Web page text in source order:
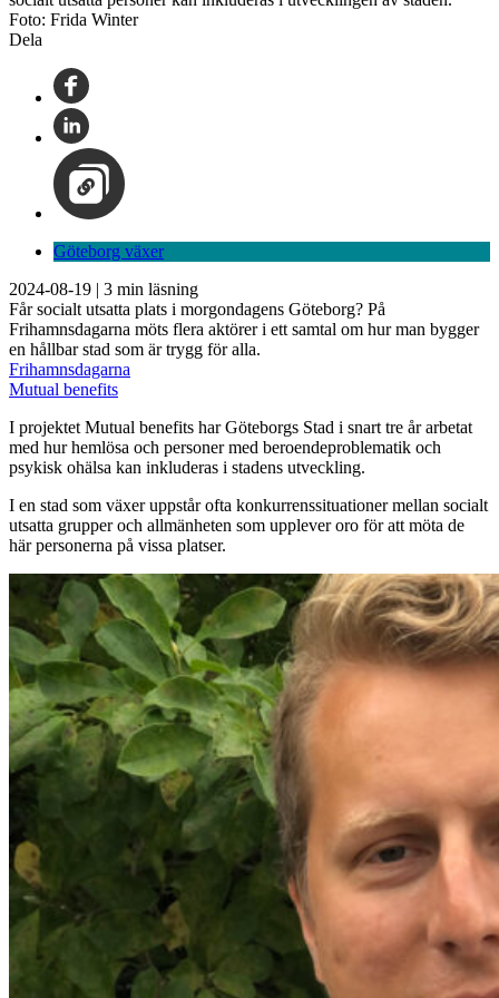
Foto: Frida Winter
Dela
Göteborg växer
2024-08-19 | 3 min läsning
Får socialt utsatta plats i morgondagens Göteborg? På
Frihamnsdagarna möts flera aktörer i ett samtal om hur man bygger
en hållbar stad som är trygg för alla.
Frihamnsdagarna
Mutual benefits
I projektet Mutual benefits har Göteborgs Stad i snart tre år arbetat
med hur hemlösa och personer med beroendeproblematik och
psykisk ohälsa kan inkluderas i stadens utveckling.
I en stad som växer uppstår ofta konkurrenssituationer mellan socialt
utsatta grupper och allmänheten som upplever oro för att möta de
här personerna på vissa platser.